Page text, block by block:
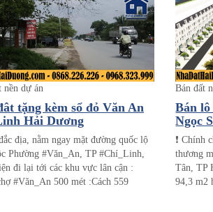
SỐNG HIỆN ĐẠI Để cập nhật những
mới nhất về Dự án, vui lòng liên hệ:
24 Lương Thế Vinh - Phường Hải
Hải Dương.
nền dự án
tặng kèm sổ đỏ Văn An
Hải Dương
địa, nằm ngay mặt đường quốc lộ
Phường #Văn_An, TP #Chí_Linh,
đi lại tới các khu vực lân cận :
#Văn_An 500 mét :Cách 559
Bán đất
Bán
Ngọc
❗️ Chính
thương
Tân, TP
94,3 m2